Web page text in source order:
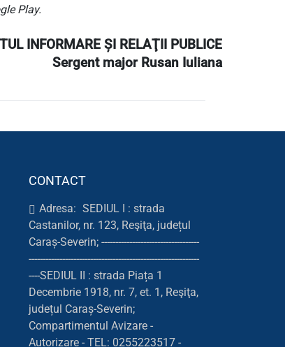
Play.
INFORMARE ŞI RELAŢII PUBLICE
Sergent major Rusan Iuliana
CONTACT
Adresa: SEDIUL I : strada
Castanilor, nr. 123, Reşiţa, județul
Caraș-Severin; -----------------------------------
-------------------------------------------------------------
----SEDIUL II : strada Piața 1
Decembrie 1918, nr. 7, et. 1, Reşiţa,
județul Caraș-Severin;
Compartimentul Avizare -
Autorizare - TEL: 0255223517 -